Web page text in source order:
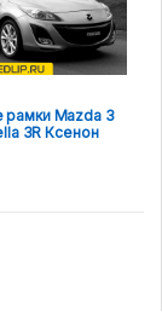
Mazda 3
3R Ксенон